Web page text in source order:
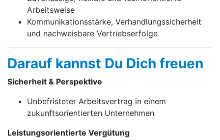
Arbeitsweise
Kommunikationsstärke, Verhandlungssicherheit
und nachweisbare Vertriebserfolge
Darauf kannst Du Dich freuen
Sicherheit & Perspektive
Unbefristeter Arbeitsvertrag in einem
zukunftsorientierten Unternehmen
Leistungsorientierte Vergütung